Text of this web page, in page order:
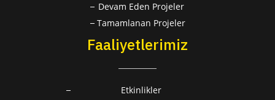
Devam Eden Projeler
Tamamlanan Projeler
Faaliyetlerimiz
Etkinlikler